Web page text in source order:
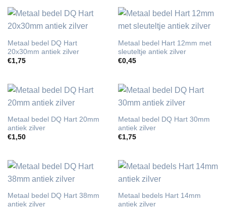
Metaal bedel DQ Hart
20x30mm antiek zilver
€1,75
Metaal bedel Hart 12mm met
sleuteltje antiek zilver
€0,45
Metaal bedel DQ Hart 20mm
antiek zilver
€1,50
Metaal bedel DQ Hart 30mm
antiek zilver
€1,75
Metaal bedel DQ Hart 38mm
antiek zilver
Metaal bedels Hart 14mm
antiek zilver